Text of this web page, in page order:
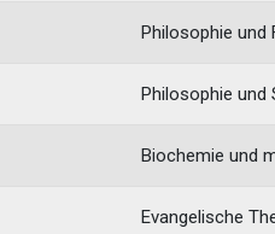
Philosophie und
Philosophie und
Biochemie und
Evangelische